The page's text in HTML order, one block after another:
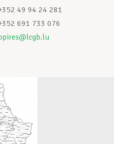
49 94 24 281
691 733 076